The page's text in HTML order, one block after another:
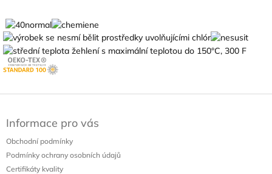
a
Informace pro vás
Obchodní podmínky
Podmínky ochrany osobních údajů
Certifikáty kvality